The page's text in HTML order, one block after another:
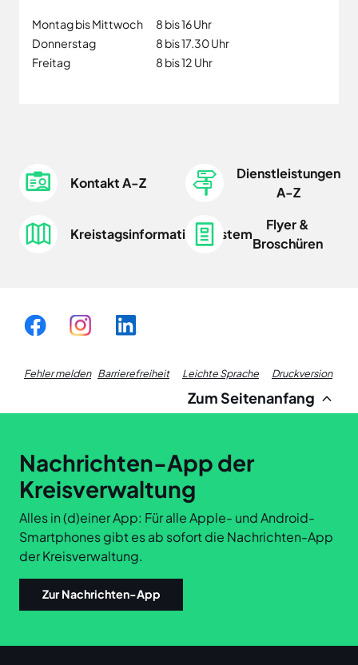
Montag bis Mittwoch
8 bis 16 Uhr
Donnerstag
8 bis 17.30 Uhr
Freitag
8 bis 12 Uhr
Kontakt A-Z
Dienstleistungen
A-Z
Kreistagsinformationssystem
Flyer &
Broschüren
Fehler melden Fußzeile
Links
Barrierefreiheit Leichte Sprache Druckversion
Zum Seitenanfang
Nachrichten-App der
Kreisverwaltung
Alles in (d)einer App: Für alle Apple- und Android-
Smartphones gibt es ab sofort die Nachrichten-App
der Kreisverwaltung.
Zur Nachrichten-App